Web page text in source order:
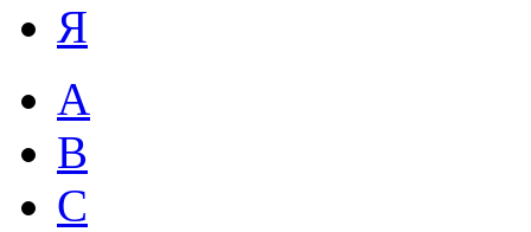
Я
A
B
C